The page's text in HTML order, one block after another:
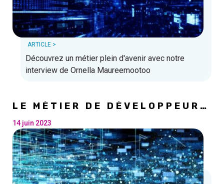
ARTICLE >
Découvrez un métier plein d'avenir avec notre
interview de Ornella Maureemootoo
LE MÉTIER DE DÉVELOPPEUR
14 juin 2023